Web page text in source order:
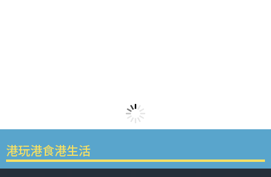
港玩港食港生活